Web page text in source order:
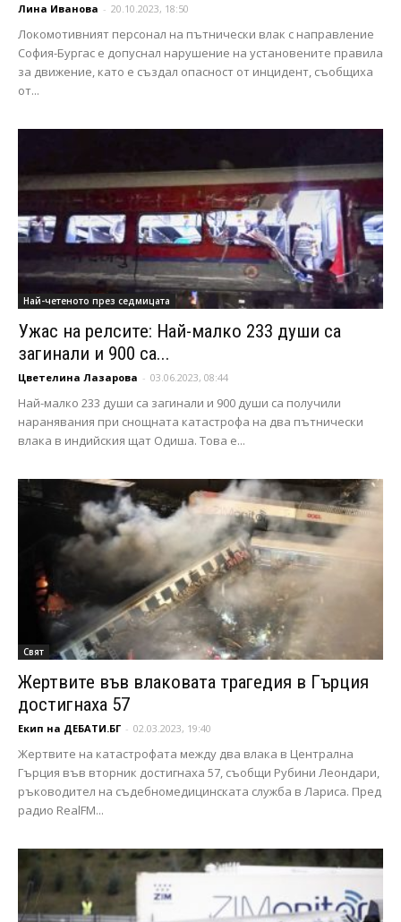
Лина Иванова - 20.10.2023, 18:50
Локомотивният персонал на пътнически влак с направление
София-Бургас е допуснал нарушение на установените правила
за движение, като е създал опасност от инцидент, съобщиха
от...
Най-четеното през седмицата
Ужас на релсите: Най-малко 233 души са
загинали и 900 са...
Цветелина Лазарова - 03.06.2023, 08:44
Най-малко 233 души са загинали и 900 души са получили
наранявания при снощната катастрофа на два пътнически
влака в индийския щат Одиша. Това е...
Свят
Жертвите във влаковата трагедия в Гърция
достигнаха 57
Екип на ДЕБАТИ.БГ - 02.03.2023, 19:40
Жертвите на катастрофата между два влака в Централна
Гърция във вторник достигнаха 57, съобщи Рубини Леондари,
ръководител на съдебномедицинската служба в Лариса. Пред
радио RealFM...